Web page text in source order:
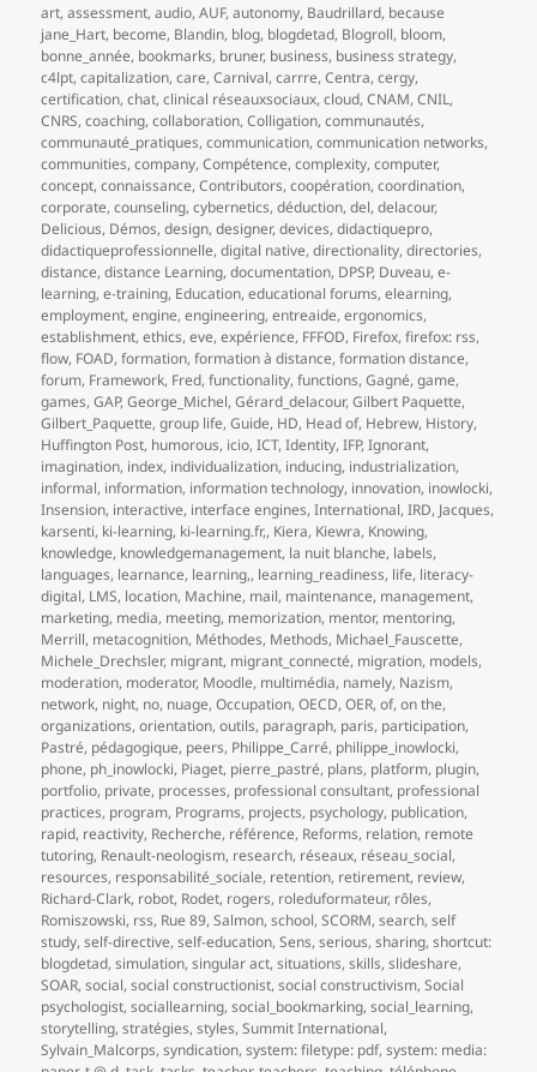
art,assessment,audio,AUF,autonomy, Baudrillard, because
jane_Hart, become, Blandin, blog, blogdetad, Blogroll, bloom,
bonne_année, bookmarks, bruner, business, business strategy,
c4lpt,capitalization,care,Carnival,carrre,Centra,cergy,
certification,chat,clinical réseauxsociaux,cloud,CNAM,CNIL,
CNRS,coaching,collaboration,Colligation,communautés,
communauté_pratiques,communication,communication networks,
communities,company,Compétence,complexity,computer,
concept,connaissance,Contributors,coopération,coordination,
corporate,counseling,cybernetics,déduction,del,delacour,
Delicious, Démos,design,designer,devices,didactiquepro,
didactiqueprofessionnelle,digital native,directionality,directories,
distance,distance Learning,documentation, DPSP, Duveau,e-
learning,e-training, Education,educational forums,elearning,
employment,engine,engineering,entreaide,ergonomics,
establishment,ethics,eve,expérience, FFFOD, Firefox,firefox: rss,
flow, FOAD,formation,formation à distance,formation distance,
forum, Framework, Fred,functionality,functions,Gagné,game,
games,GAP,George_Michel,Gérard_delacour,Gilbert Paquette,
Gilbert_Paquette,group life,Guide, HD, Head of, Hebrew, History,
Huffington Post, humorous, icio,ICT,Identity,IFP,Ignorant,
imagination, index, individualization, inducing, industrialization,
informal, information, information technology, innovation, inowlocki,
Insension, interactive, interface engines,International,IRD, Jacques,
karsenti, ki-learning, ki-learning.fr,, Kiera, Kiewra, Knowing,
knowledge, knowledgemanagement, la nuit blanche, labels,
languages, learnance, learning,, learning_readiness, life, literacy-
digital, LMS, location, Machine, mail, maintenance, management,
marketing, media, meeting, memorization, mentor, mentoring,
Merrill, metacognition, Méthodes, Methods, Michael_Fauscette,
Michele_Drechsler, migrant, migrant_connecté, migration, models,
moderation, moderator, Moodle, multimédia, namely, Nazism,
network, night, no, nuage,Occupation,OECD,OER,of,on the,
organizations,orientation,outils, paragraph, paris, participation,
Pastré, pédagogique, peers, Philippe_Carré, philippe_inowlocki,
phone, ph_inowlocki, Piaget, pierre_pastré, plans, platform, plugin,
portfolio, private, processes, professional consultant, professional
practices, program, Programs, projects, psychology, publication,
rapid, reactivity, Recherche, référence, Reforms, relation, remote
tutoring, Renault-neologism, research, réseaux, réseau_social,
resources, responsabilité_sociale, retention, retirement, review,
Richard-Clark, robot, Rodet, rogers, roleduformateur, rôles,
Romiszowski, rss, Rue 89,Salmon,school,SCORM,search,self
study,self-directive,self-education,Sens,serious,sharing,shortcut:
blogdetad,simulation,singular act,situations,skills,slideshare,
SOAR,social,social constructionist,social constructivism,Social
psychologist,sociallearning,social_bookmarking,social_learning,
storytelling,stratégies,styles,Summit International,
Sylvain_Malcorps,syndication,system: filetype: pdf,system: media: